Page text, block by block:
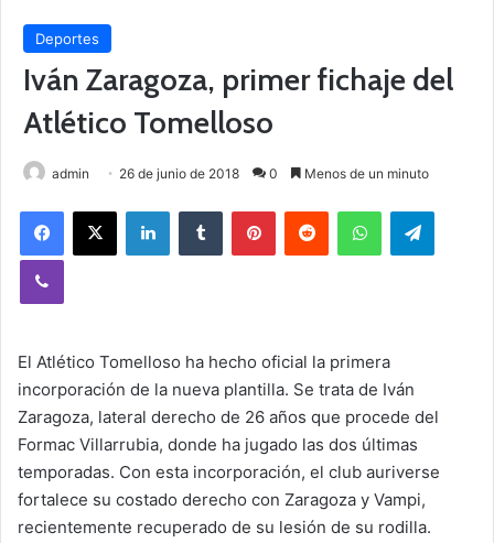
Deportes
Iván Zaragoza, primer fichaje del
Atlético Tomelloso
admin 26 de junio de 2018 0 Menos de un minuto
El Atlético Tomelloso ha hecho oficial la primera
incorporación de la nueva plantilla. Se trata de Iván
Zaragoza, lateral derecho de 26 años que procede del
Formac Villarrubia, donde ha jugado las dos últimas
temporadas. Con esta incorporación, el club auriverse
fortalece su costado derecho con Zaragoza y Vampi,
recientemente recuperado de su lesión de su rodilla.